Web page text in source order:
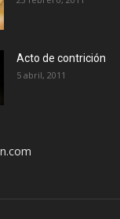
Acto de contrición
5 abril, 2011